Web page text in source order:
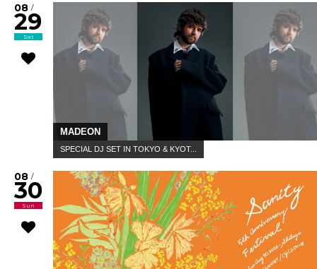
08 /
29
Sat
MADEON
SPECIAL DJ SET IN TOKYO & KYOT...
08 /
30
Sun